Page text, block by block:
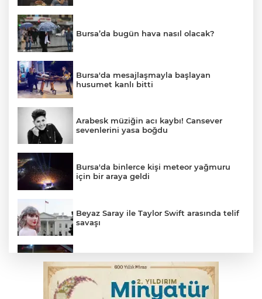
Bursa’da bugün hava nasıl olacak?
Bursa'da mesajlaşmayla başlayan
husumet kanlı bitti
Arabesk müziğin acı kaybı! Cansever
sevenlerini yasa boğdu
Bursa'da binlerce kişi meteor yağmuru
için bir araya geldi
Beyaz Saray ile Taylor Swift arasında telif
savaşı
Bursa’da drift atan sürücüye ceza yağdı